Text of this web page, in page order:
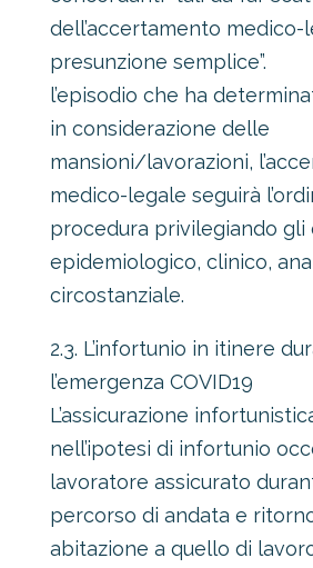
dell’accertamento medico-
presunzione semplice”.
l’episodio che ha
in considerazione delle
mansioni/lavorazioni,
medico-legale seguirà
procedura privilegiando gli
epidemiologico, clinico,
circostanziale.
2.3. L’infortunio in itinere
l’emergenza COVID19
L’assicurazione
nell’ipotesi di infortunio
lavoratore assicurato
percorso di andata e
abitazione a quello di